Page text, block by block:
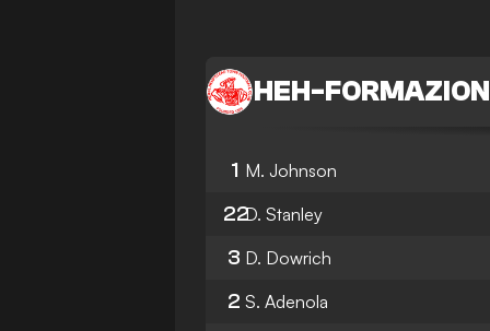
HEH-
1 M. Johnson
22D. Stanley
3 D. Dowrich
2 S. Adenola